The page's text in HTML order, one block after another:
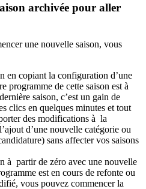
archivée pour aller
une nouvelle saison, vous
en copiant la configuration d’une
programme de cette saison est à
saison, c’est un gain de
clics en quelques minutes et tout
des modifications à la
d’une nouvelle catégorie ou
sans affecter vos saisons
à partir de zéro avec une nouvelle
est en cours de refonte ou
vous pouvez commencer la